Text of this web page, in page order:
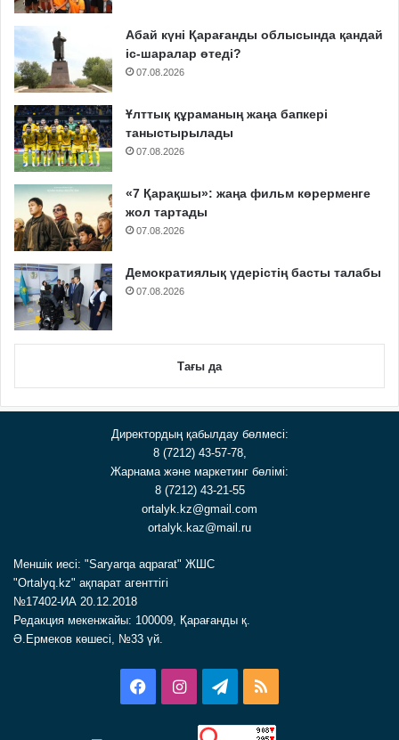
Абай күні Қарағанды облысында қандай
іс-шаралар өтеді?
07.08.2026
Ұлттық құраманың жаңа бапкері
таныстырылады
07.08.2026
«7 Қарақшы»: жаңа фильм көрерменге
жол тартады
07.08.2026
Демократиялық үдерістің басты талабы
07.08.2026
Тағы да
Директордың қабылдау бөлмесі:
8 (7212) 43-57-78,
Жарнама және маркетинг бөлімі:
8 (7212) 43-21-55
ortalyk.kz@gmail.com
ortalyk.kaz@mail.ru
Меншік иесі: "Saryarqa aqparat" ЖШС
"Ortalyq.kz" ақпарат агенттігі
№17402-ИА 20.12.2018
Редакция мекенжайы: 100009, Қарағанды қ.
Ә.Ермеков көшесі, №33 үй.
FacebookInstagramTelegram